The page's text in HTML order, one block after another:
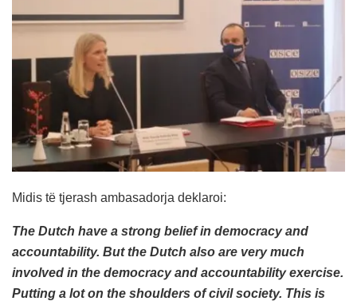
Midis të tjerash ambasadorja deklaroi:
The Dutch have a strong belief in democracy and
accountability. But the Dutch also are very much
involved in the democracy and accountability exercise.
Putting a lot on the shoulders of civil society. This is